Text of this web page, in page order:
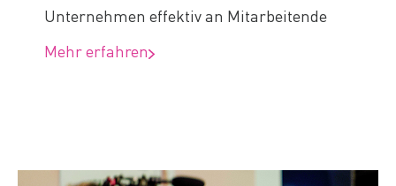
Unternehmen effektiv an Mitarbeitende
Mehr erfahren